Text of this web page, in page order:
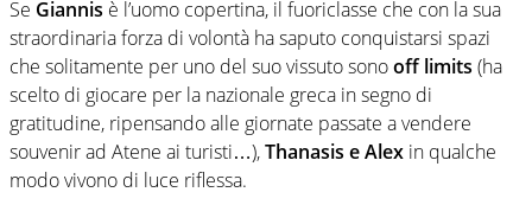
Se Giannis è l’uomo copertina, il fuoriclasse che con la sua
straordinaria forza di volontà ha saputo conquistarsi spazi
che solitamente per uno del suo vissuto sonooff limits (ha
scelto di giocare per la nazionale greca in segno di
gratitudine, ripensando alle giornate passate a vendere
souvenir ad Atene ai turisti…),Thanasis e Alex in qualche
modo vivono di luce riflessa.